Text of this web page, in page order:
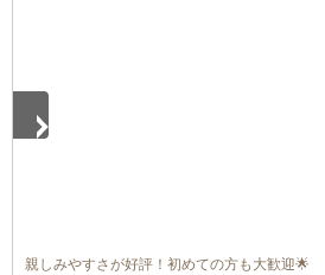
親しみやすさが好評！初めての方も大歓迎🌟